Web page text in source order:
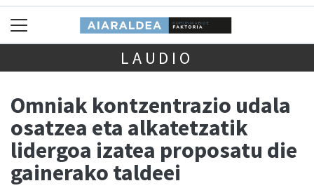
LAUDIO
Omniak kontzentrazio udala
osatzea eta alkatetzatik
lidergoa izatea proposatu die
gainerako taldeei